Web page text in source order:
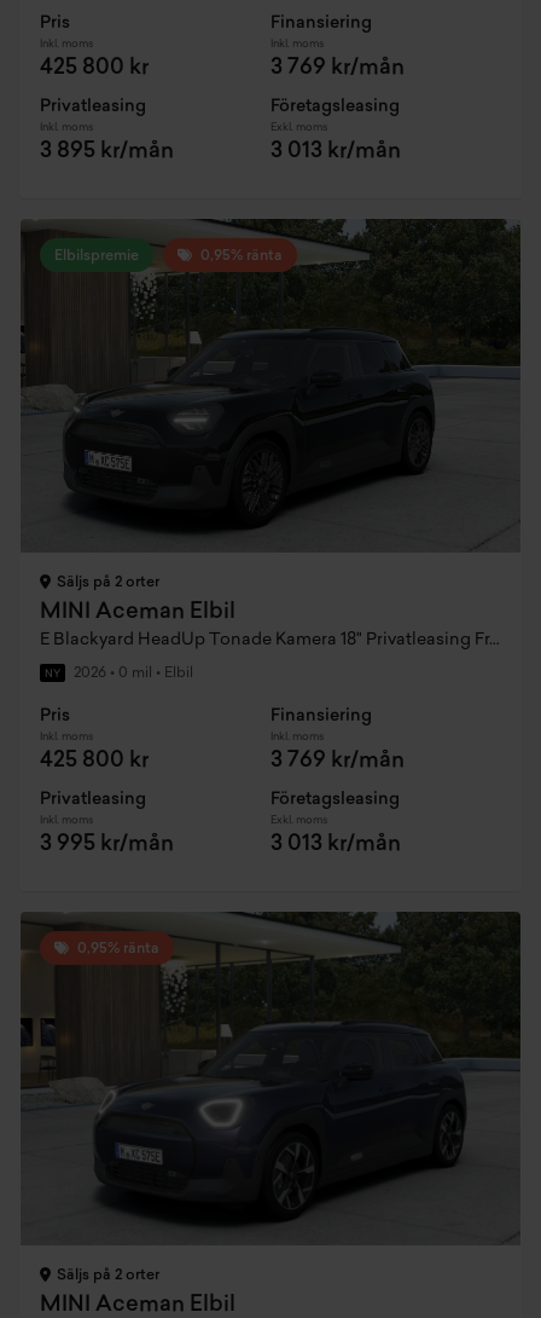
Pris
Inkl. moms
425 800 kr
Finansiering
Inkl. moms
3 769 kr/mån
Privatleasing
Inkl. moms
3 895 kr/mån
Företagsleasing
Exkl. moms
3 013 kr/mån
Elbilspremie 0,95% ränta
Säljs på 2 orter
MINI Aceman Elbil
E Blackyard HeadUp Tonade Kamera 18" Privatleasing Fr. 3995:- / mån
NY 2026 • 0 mil • Elbil
Pris
Inkl. moms
425 800 kr
Finansiering
Inkl. moms
3 769 kr/mån
Privatleasing
Inkl. moms
3 995 kr/mån
Företagsleasing
Exkl. moms
3 013 kr/mån
0,95% ränta
Säljs på 2 orter
MINI Aceman Elbil